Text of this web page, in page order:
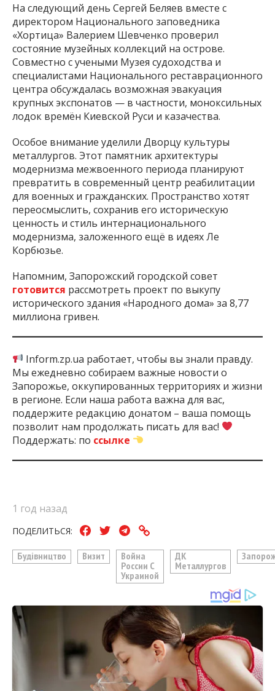
На следующий день Сергей Беляев вместе с
директором Национального заповедника
«Хортица» Валерием Шевченко проверил
состояние музейных коллекций на острове.
Совместно с учеными Музея судоходства и
специалистами Национального реставрационного
центра обсуждалась возможная эвакуация
крупных экспонатов — в частности, моноксильных
лодок времён Киевской Руси и казачества.
Особое внимание уделили Дворцу культуры
металлургов. Этот памятник архитектуры
модернизма межвоенного периода планируют
превратить в современный центр реабилитации
для военных и гражданских. Пространство хотят
переосмыслить, сохранив его историческую
ценность и стиль интернационального
модернизма, заложенного ещё в идеях Ле
Корбюзье.
Напомним, Запорожский городской совет
готовится рассмотреть проект по выкупу
исторического здания «Народного дома» за 8,77
миллиона гривен.
Inform.zp.ua работает, чтобы вы знали правду.
Мы ежедневно собираем важные новости о
Запорожье, оккупированных территориях и жизни
в регионе. Если наша работа важна для вас,
поддержите редакцию донатом – ваша помощь
позволит нам продолжать писать для вас!
Поддержать: по ссылке
1 год назад
ПОДЕЛИТЬСЯ:
Будівництво Визит
Война
России С
Украиной
ДК
Металлургов